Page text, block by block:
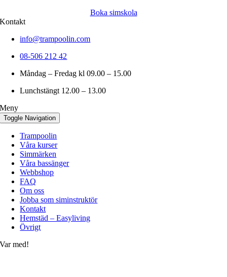
Boka simskola
Kontakt
info@trampoolin.com
08-506 212 42
Måndag – Fredag kl 09.00 – 15.00
Lunchstängt 12.00 – 13.00
Meny
Toggle Navigation
Trampoolin
Våra kurser
Simmärken
Våra bassänger
Webbshop
FAQ
Om oss
Jobba som siminstruktör
Kontakt
Hemstäd – Easyliving
Övrigt
Var med!